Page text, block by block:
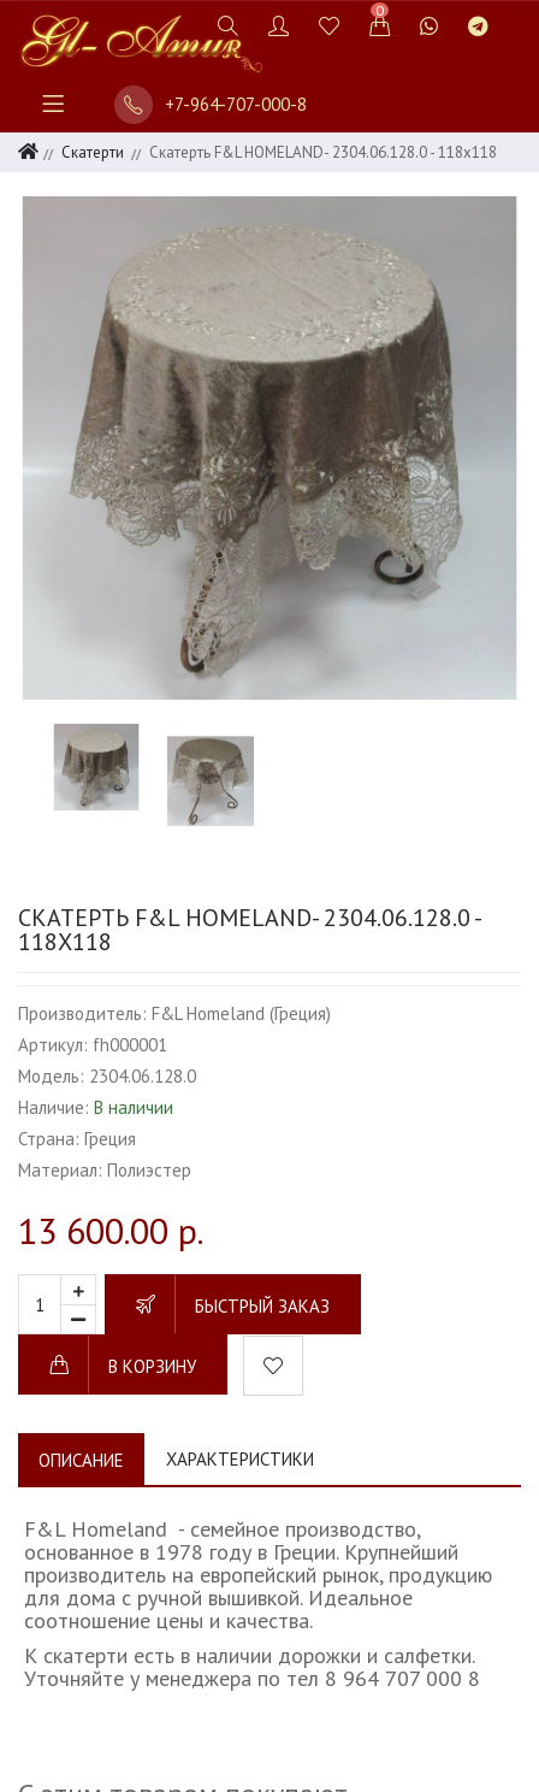
0
+7-964-707-000-8
Скатерти Скатерть F&L HOMELAND- 2304.06.128.0 - 118х118
СКАТЕРТЬ F&L HOMELAND- 2304.06.128.0 -
118Х118
Производитель: F&L Homeland (Греция)
Артикул: fh000001
Модель: 2304.06.128.0
Наличие: В наличии
Страна: Греция
Материал: Полиэстер
13 600.00 р.
БЫСТРЫЙ ЗАКАЗ
В КОРЗИНУ
ОПИСАНИЕ ХАРАКТЕРИСТИКИ
F&L Homeland - семейное производство,
основанное в 1978 году в Греции. Крупнейший
производитель на европейский рынок, продукцию
для дома с ручной вышивкой. Идеальное
соотношение цены и качества.
К скатерти есть в наличии дорожки и салфетки.
Уточняйте у менеджера по тел 8 964 707 000 8